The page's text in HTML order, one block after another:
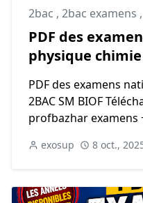
2bac , 2bac examens ,
PDF des
physique chimie
PDF des examens
2BAC SM BIOF
profbazhar examens
exosup 8 oct.,